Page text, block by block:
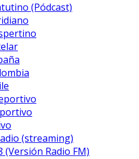
(Pódcast)
(streaming)
Radio FM)